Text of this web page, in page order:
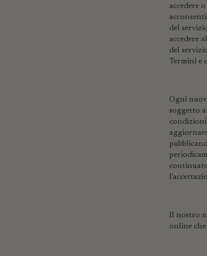
accedere
del
accedere
del
Termini e
Ogni
soggetto
Il nostro
online